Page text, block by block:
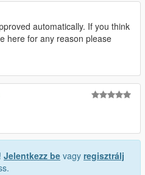
logo by me
automatically. If you think
here for any reason please
Jelentkezz be vagy regisztrálj